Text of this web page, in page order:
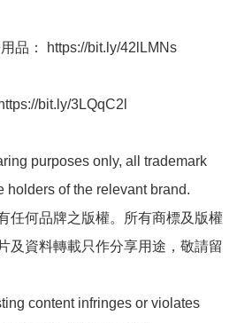
品： https://bit.ly/42lLMNs
bit.ly/3LQqC2l﻿
purposes only, all trademark
holders of the relevant brand.
任何品牌之版權。所有商標及版權
及資料轉載只作分享用途，敬請留
content infringes or violates